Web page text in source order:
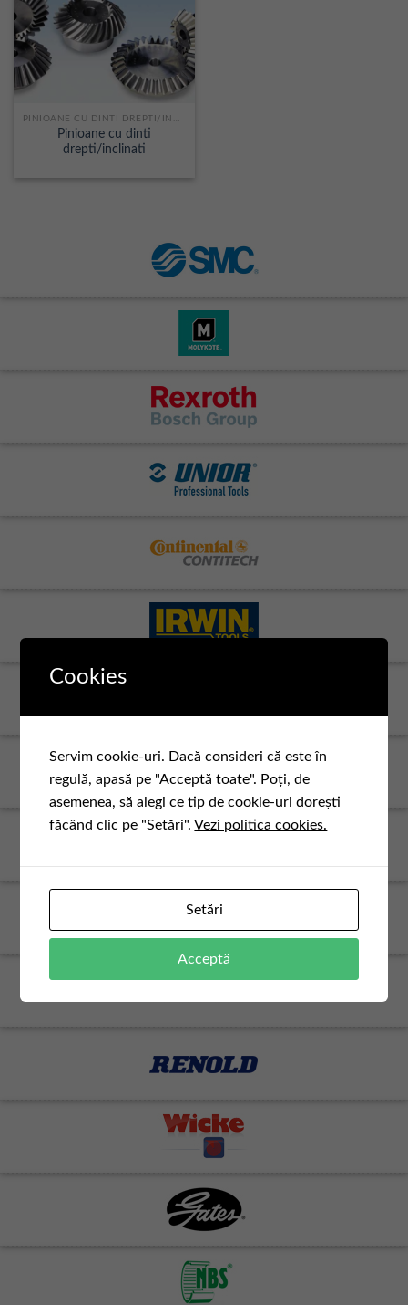
Pinioane cu dinti
drepti/inclinati
Cookies
Servim cookie-uri. Dacă consideri că este în
regulă, apasă pe "Acceptă toate". Poți, de
asemenea, să alegi ce tip de cookie-uri dorești
făcând clic pe "Setări".Vezi politica cookies.
Setări
Acceptă